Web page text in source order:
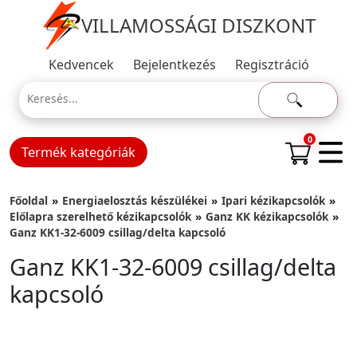
VILLAMOSSÁGI DISZKONT
Kedvencek Bejelentkezés Regisztráció
Termék kategóriák
0
Főoldal Energiaelosztás készülékei
Ipari kézikapcsolók
Előlapra szerelhető kézikapcsolók
Ganz KK kézikapcsolók
Ganz KK1-32-6009 csillag/delta kapcsoló
Ganz KK1-32-6009 csillag/delta
kapcsoló